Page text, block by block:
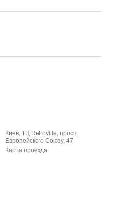
Киев, ТЦ Retroville, просп.
Европейского Союзу, 47
Карта проезда